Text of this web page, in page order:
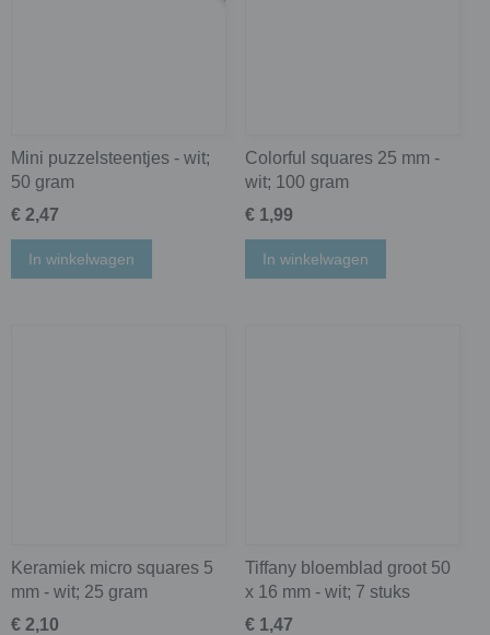
Mini puzzelsteentjes - wit;
50 gram
€ 2,47
In winkelwagen
Colorful squares 25 mm -
wit; 100 gram
€ 1,99
In winkelwagen
Keramiek micro squares 5
mm - wit; 25 gram
€ 2,10
Tiffany bloemblad groot 50
x 16 mm - wit; 7 stuks
€ 1,47